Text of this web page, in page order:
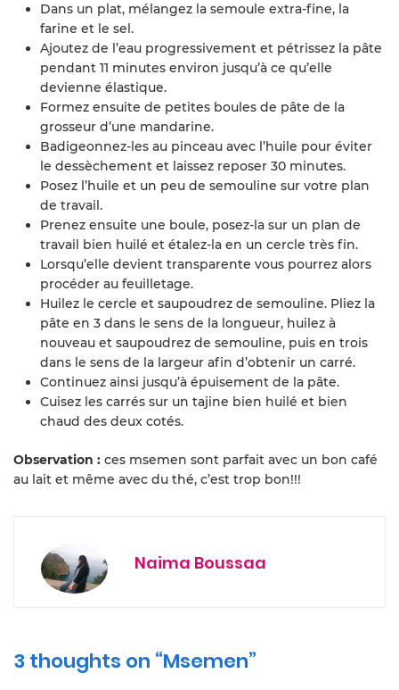
Dans un plat, mélangez la semoule extra-fine, la
farine et le sel.
Ajoutez de l’eau progressivement et pétrissez la pâte
pendant 11 minutes environ jusqu’à ce qu’elle
devienne élastique.
Formez ensuite de petites boules de pâte de la
grosseur d’une mandarine.
Badigeonnez-les au pinceau avec l’huile pour éviter
le dessèchement et laissez reposer 30 minutes.
Posez l’huile et un peu de semouline sur votre plan
de travail.
Prenez ensuite une boule, posez-la sur un plan de
travail bien huilé et étalez-la en un cercle très fin.
Lorsqu’elle devient transparente vous pourrez alors
procéder au feuilletage.
Huilez le cercle et saupoudrez de semouline. Pliez la
pâte en 3 dans le sens de la longueur, huilez à
nouveau et saupoudrez de semouline, puis en trois
dans le sens de la largeur afin d’obtenir un carré.
Continuez ainsi jusqu’à épuisement de la pâte.
Cuisez les carrés sur un tajine bien huilé et bien
chaud des deux cotés.
Observation : ces msemen sont parfait avec un bon café
au lait et même avec du thé, c’est trop bon!!!
Naima Boussaa
3 thoughts on “Msemen”